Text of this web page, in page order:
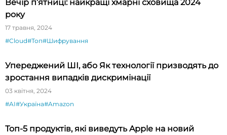
Вечір п’ятниці: найкращі хмарні сховища 2024
року
17 травня, 2024
#Cloud#Топ#Шифрування
Упереджений ШІ, або Як технології призводять до
зростання випадків дискримінації
03 квітня, 2024
#AI#Україна#Amazon
Топ-5 продуктів, які виведуть Apple на новий